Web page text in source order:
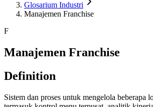
Glosarium Industri
Manajemen Franchise
F
Manajemen Franchise
Definition
Sistem dan proses untuk mengelola beberapa